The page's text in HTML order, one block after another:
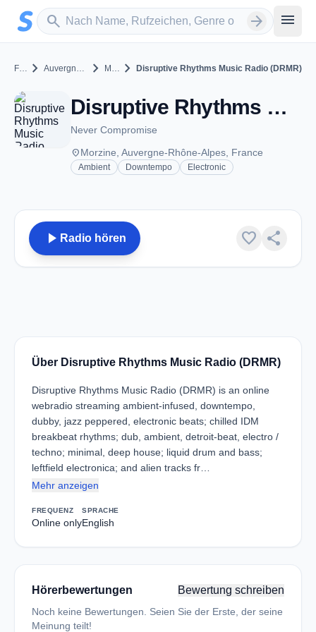
Zum Hauptinhalt springen
search
Sender suchen arrow_forward menu
France chevron_right Auvergne-Rhône-Alpes chevron_right Morzine chevron_right Disruptive Rhythms Music Radio (DRMR)
Disruptive Rhythms Music Radio (DRMR) - Morzine
Never Compromise
placeMorzine, Auvergne-Rhône-Alpes, France
Ambient Downtempo Electronic
play_arrow Radio hören favorite share
Über Disruptive Rhythms Music Radio (DRMR)
Disruptive Rhythms Music Radio (DRMR) is an online
webradio streaming ambient-infused, downtempo,
dubby, jazz peppered, electronic beats; chilled IDM
breakbeat rhythms; dub, ambient, detroit-beat, electro /
techno; minimal, deep house; liquid drum and bass;
leftfield electronica; and alien tracks fr…
Mehr anzeigen
FREQUENZ
Online only
SPRACHE
English
Hörerbewertungen Bewertung schreiben
Noch keine Bewertungen. Seien Sie der Erste, der seine
Meinung teilt!